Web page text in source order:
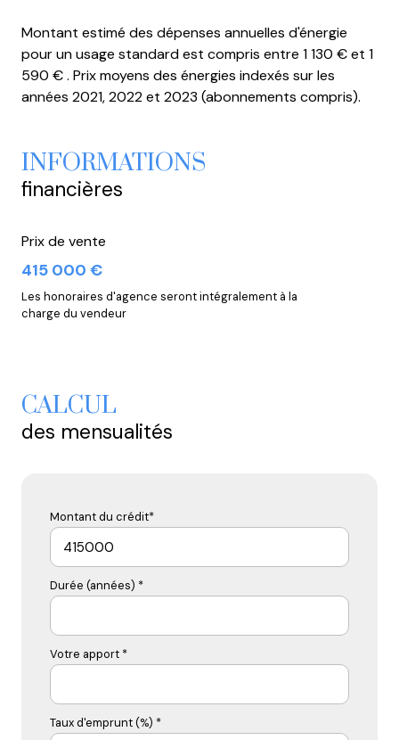
piscinable
Montant estimé des dépenses annuelles d'énergie
pour un usage standard est compris entre 1 130 € et 1
590 € . Prix moyens des énergies indexés sur les
années 2021, 2022 et 2023 (abonnements compris).
INFORMATIONS
financières
Prix de vente
415 000 €
Les honoraires d'agence seront intégralement à la
charge du vendeur
CALCUL
des mensualités
Montant du crédit*
Durée (années) *
Votre apport *
Taux d'emprunt (%) *